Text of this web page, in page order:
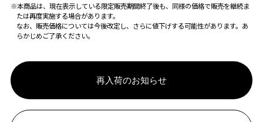
※本商品は、現在表示している限定販売期間終了後も、同様の価格で販売を継続ま
たは再度実施する場合があります。
なお、販売価格については今後改定し、さらに値下げする可能性があります。あ
らかじめご了承ください。
再入荷のお知らせ